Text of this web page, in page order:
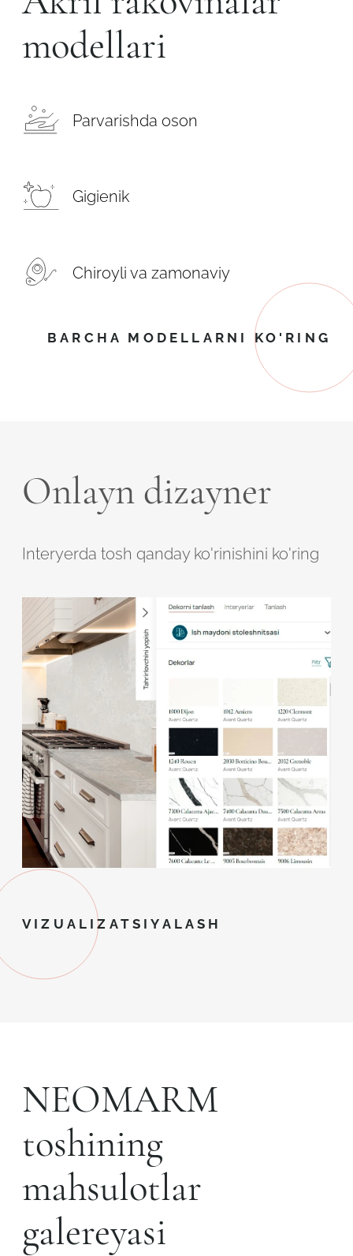
modellari
Parvarishda oson
Gigienik
Chiroyli va zamonaviy
BARCHA MODELLARNI KO'RING
Onlayn dizayner
Interyerda tosh qanday ko'rinishini ko'ring
VIZUALIZATSIYALASH
NEOMARM
toshining
mahsulotlar
galereyasi